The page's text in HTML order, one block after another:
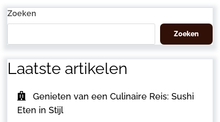
bericht
Zoeken
Zoeken
Laatste artikelen
Genieten van een Culinaire Reis: Sushi
Eten in Stijl